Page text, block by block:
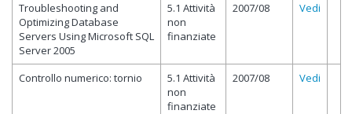
Troubleshooting and
Optimizing Database
Servers Using Microsoft SQL
Server 2005
5.1 Attività
non
finanziate
2007/08 Vedi
Controllo numerico: tornio
5.1 Attività
non
finanziate
2007/08 Vedi